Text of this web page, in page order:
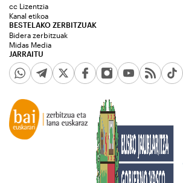
JARRAITU
cc Lizentzia
Kanal etikoa
BESTELAKO ZERBITZUAK
Bidera zerbitzuak
Midas Media